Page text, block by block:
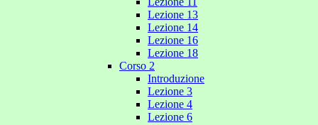
Lezione 13
Lezione 14
Lezione 16
Lezione 18
Corso 2
Introduzione
Lezione 3
Lezione 4
Lezione 6